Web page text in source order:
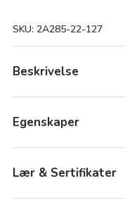
SKU: 2A285-22-127
Beskrivelse
Egenskaper
Lær & Sertifikater